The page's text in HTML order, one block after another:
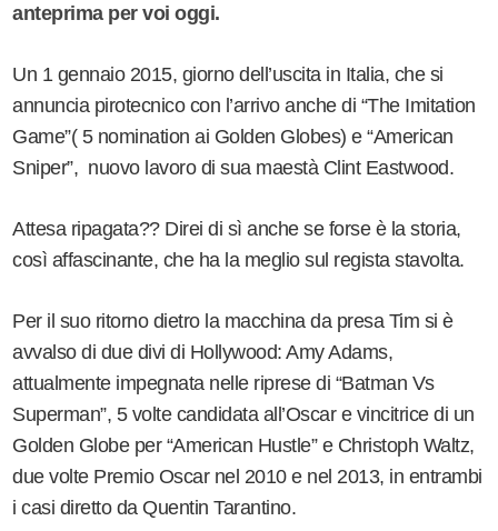
anteprima per voi oggi.
Un 1 gennaio 2015, giorno dell’uscita in Italia, che si
annuncia pirotecnico con l’arrivo anche di “The Imitation
Game”( 5 nomination ai Golden Globes) e “American
Sniper”, nuovo lavoro di sua maestà Clint Eastwood.
Attesa ripagata?? Direi di sì anche se forse è la storia,
così affascinante, che ha la meglio sul regista stavolta.
Per il suo ritorno dietro la macchina da presa Tim si è
avvalso di due divi di Hollywood: Amy Adams,
attualmente impegnata nelle riprese di “Batman Vs
Superman”, 5 volte candidata all’Oscar e vincitrice di un
Golden Globe per “American Hustle” e Christoph Waltz,
due volte Premio Oscar nel 2010 e nel 2013, in entrambi
i casi diretto da Quentin Tarantino.